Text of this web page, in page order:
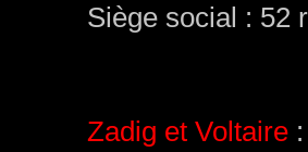
Siège social : 52
Zadig et Voltaire